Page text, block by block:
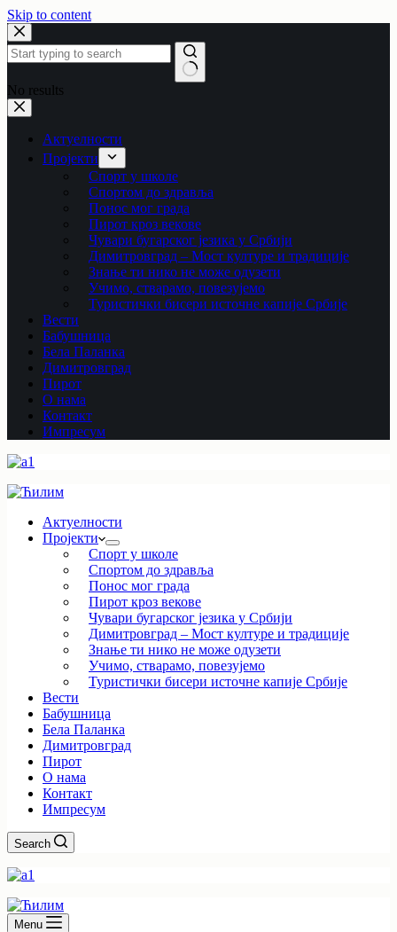
Skip to content
No results
Актуелности
Пројекти
Спорт у школе
Спортом до здравља
Понос мог града
Пирот кроз векове
Чувари бугарског језика у Србији
Димитровград – Мост културе и традиције
Знање ти нико не може одузети
Учимо, стварамо, повезујемо
Туристички бисери источне капије Србије
Вести
Бабушница
Бела Паланка
Димитровград
Пирот
О нама
Контакт
Импресум
Актуелности
Пројекти
Спорт у школе
Спортом до здравља
Понос мог града
Пирот кроз векове
Чувари бугарског језика у Србији
Димитровград – Мост културе и традиције
Знање ти нико не може одузети
Учимо, стварамо, повезујемо
Туристички бисери источне капије Србије
Вести
Бабушница
Бела Паланка
Димитровград
Пирот
О нама
Контакт
Импресум
Search
Menu